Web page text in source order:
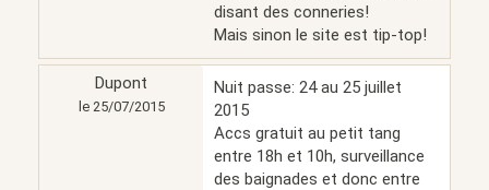
disant des conneries!
Mais sinon le site est tip-top!
Dupont
le 25/07/2015
Nuit passe: 24 au 25 juillet
2015
Accs gratuit au petit tang
entre 18h et 10h, surveillance
des baignades et donc entre